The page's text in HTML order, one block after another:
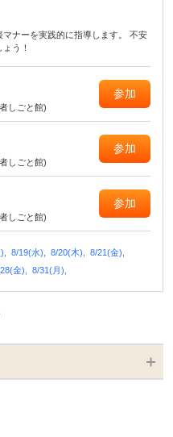
ナーを実践的に指導します。 不安
う！
しごと館)
参加
しごと館)
参加
しごと館)
参加
8/19(水), 8/20(木),
8/21(金),
金), 8/31(月),